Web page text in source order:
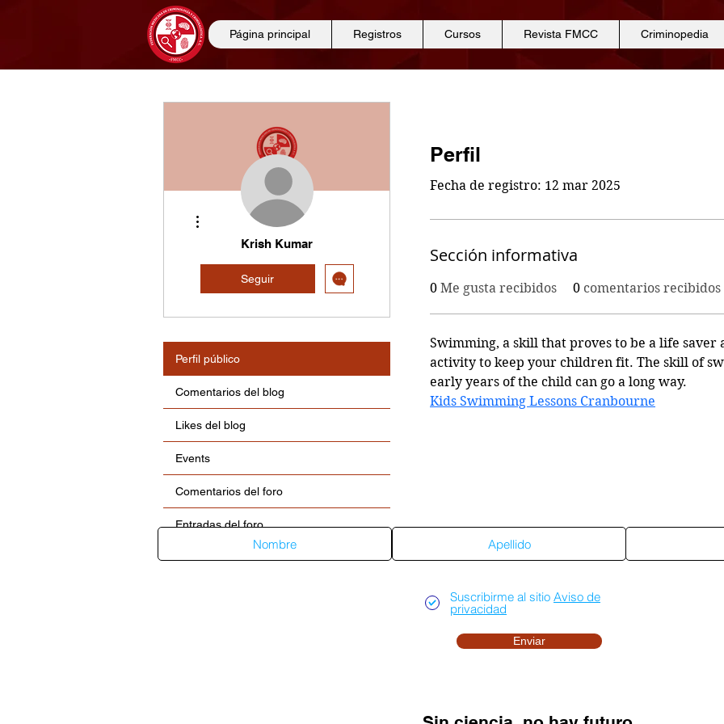
Página principal Registros Cursos Revista FMCC Criminopedia
Perfil
Fecha de registro: 12 mar 2025
Sección informativa
0 Me gusta recibidos 0 comentarios recibidos
Swimming, a skill that proves to be a life saver
activity to keep your children fit. The skill of
early years of the child can go a long way.
Kids Swimming Lessons Cranbourne
Krish Kumar
Seguir
Más acciones
Perfil público
Comentarios del blog
Likes del blog
Events
Comentarios del foro
Entradas del foro
Suscribirme al sitio Aviso de
privacidad
Enviar